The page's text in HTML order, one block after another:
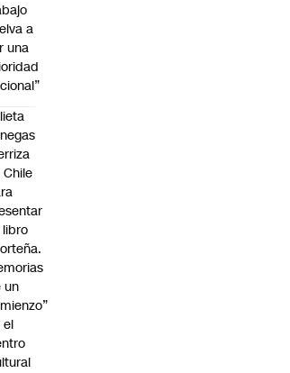
a
una
Chile
libro
un
el